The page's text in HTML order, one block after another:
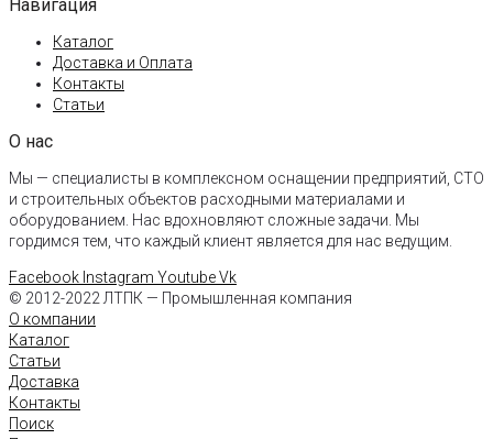
Навигация
Каталог
Доставка и Оплата
Контакты
Статьи
О нас
Мы — специалисты в комплексном оснащении предприятий, СТО
и строительных объектов расходными материалами и
оборудованием. Нас вдохновляют сложные задачи. Мы
гордимся тем, что каждый клиент является для нас ведущим.
Facebook Instagram YoutubeVk
© 2012-2022 ЛТПК — Промышленная компания
О компании
Каталог
Статьи
Доставка
Контакты
Поиск